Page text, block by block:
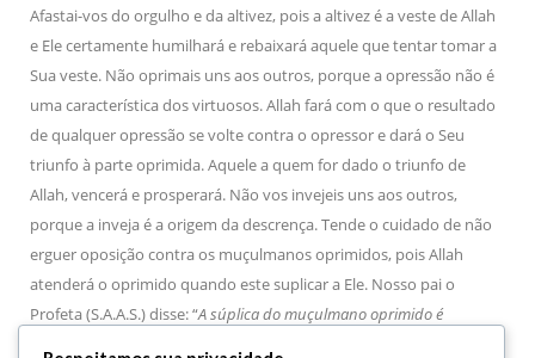
Afastai-vos do orgulho e da altivez, pois a altivez é a veste de Allah
e Ele certamente humilhará e rebaixará aquele que tentar tomar a
Sua veste. Não oprimais uns aos outros, porque a opressão não é
uma característica dos virtuosos. Allah fará com o que o resultado
de qualquer opressão se volte contra o opressor e dará o Seu
triunfo à parte oprimida. Aquele a quem for dado o triunfo de
Allah, vencerá e prosperará. Não vos invejeis uns aos outros,
porque a inveja é a origem da descrença. Tende o cuidado de não
erguer oposição contra os muçulmanos oprimidos, pois Allah
atenderá o oprimido quando este suplicar a Ele. Nosso pai o
Profeta (S.A.A.S.) disse: “A súplica do muçulmano oprimido é